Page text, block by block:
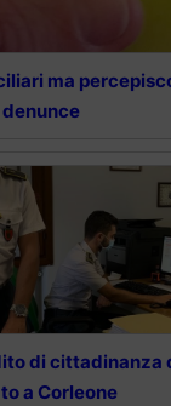
ma
di cittadinanza
a Corleone